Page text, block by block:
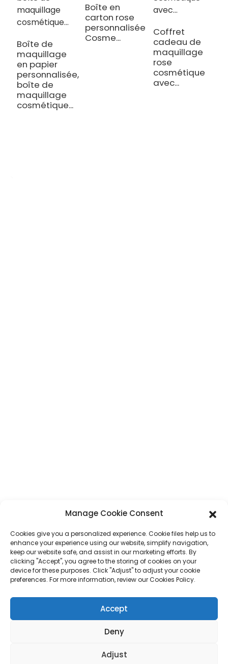
Boîte de
maquillage
en papier
personnalisée,
boîte de
maquillage
cosmétique...
Boîte en
carton rose
personnalisée
Cosme...
Coffret
cadeau de
maquillage
rose
cosmétique
avec...
jack@hcpaperproduct.com
LIENS RAPIDES
À propos de nous
FAQ
PRODUITS
Impression de livres
Impression de livres pour enfants
Coffret cadeau
Impression de magazines
Sac cadeau
Autocollant
Manage Cookie Consent
Cookies give you a personalized experience. Cookie files help us to
enhance your experience using our website, simplify navigation,
keep our website safe, and assist in our marketing efforts. By
clicking "Accept", you agree to the storing of cookies on your
device for these purposes. Click "Adjust" to adjust your cookie
preferences. For more information, review our Cookies Policy.
Accept
Deny
Adjust